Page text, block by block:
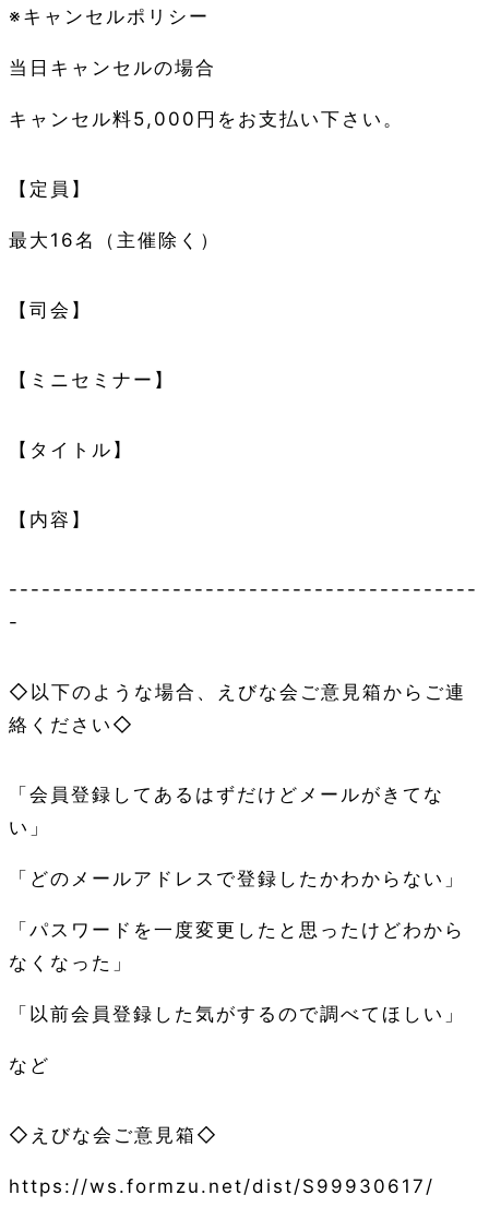
※キャンセルポリシー
当日キャンセルの場合
キャンセル料5,000円をお支払い下さい。
【定員】
最大16名（主催除く）
【司会】
【ミニセミナー】
【タイトル】
【内容】
-------------------------------------------
-
◇以下のような場合、えびな会ご意見箱からご連
絡ください◇
「会員登録してあるはずだけどメールがきてな
い」
「どのメールアドレスで登録したかわからない」
「パスワードを一度変更したと思ったけどわから
なくなった」
「以前会員登録した気がするので調べてほしい」
など
◇えびな会ご意見箱◇
https://ws.formzu.net/dist/S99930617/